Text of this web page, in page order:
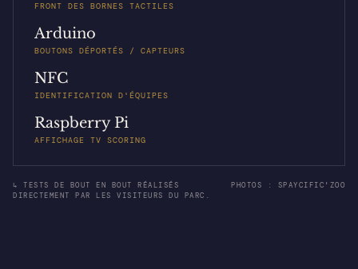
FRONT DES BORNES TACTILES
Arduino
BOUTONS DÉPORTÉS / CAPTEURS
NFC
IDENTIFICATION D'ÉQUIPES
Raspberry Pi
AFFICHAGE TV SCORING
↳ TESTS DE BOUT EN BOUT RÉALISÉS
DIRECTEMENT PAR LES VISITEURS DU PARC.
PHOTOS : SPAYCIFIC'ZOO